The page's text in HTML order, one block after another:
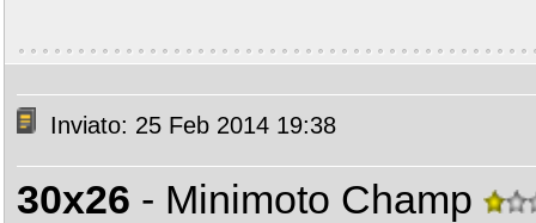
Inviato: 25 Feb 2014 19:38
30x26 - Minimoto Champ